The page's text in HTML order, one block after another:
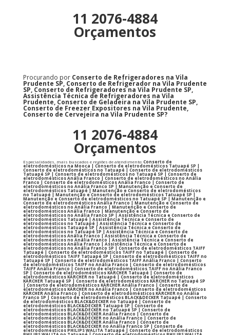
11 2076-4884
Orçamentos
Procurando por Conserto de Refrigeradores na Vila
Prudente SP, Conserto de Refrigerador na Vila Prudente
SP, Conserto de Refrigeradores na Vila Prudente SP,
Assistência Técnica de Refrigeradores na Vila
Prudente, Conserto de Geladeira na Vila Prudente SP,
Conserto de Freezer Expositores na Vila Prudente,
Conserto de Cervejeira na Vila Prudente SP?
11 2076-4884
Orçamentos
Especialidades, mais buscados e regiões de atendimento:Conserto de
eletrodomésticos na Mooca | Conserto de eletrodomésticos Tatuapé SP |
Conserto de eletrodomésticos no Tatuapé | Conserto de eletrodomésticos
Tatuapé SP | Conserto de eletrodomésticos no Tatuapé SP | Conserto de
eletrodomésticos Anália Franco | Conserto de eletrodomésticos no Anália
Franco | Conserto de eletrodomésticos Anália Franco | Conserto de
eletrodomésticos no Anália Franco SP | Manutenção e Conserto de
eletrodomésticos Tatuapé | Manutenção e Conserto de eletrodomésticos
no Tatuapé | Manutenção e Conserto de eletrodomésticos Tatuapé SP |
Manutenção e Conserto de eletrodomésticos no Tatuapé SP | Manutenção e
Conserto de eletrodomésticos Anália Franco | Manutenção e Conserto de
eletrodomésticos no Anália Franco | Manutenção e Conserto de
eletrodomésticos Anália Franco | Manutenção e Conserto de
eletrodomésticos no Anália Franco SP | Assistência Técnica e Conserto de
eletrodomésticos Tatuapé | Assistência Técnica e Conserto de
eletrodomésticos no Tatuapé | Assistência Técnica e Conserto de
eletrodomésticos Tatuapé SP | Assistência Técnica e Conserto de
eletrodomésticos no Tatuapé SP | Assistência Técnica e Conserto de
eletrodomésticos Anália Franco | Assistência Técnica e Conserto de
eletrodomésticos no Anália Franco | Assistência Técnica e Conserto de
eletrodomésticos Anália Franco | Assistência Técnica e Conserto de
eletrodomésticos no Anália Franco SP | Conserto de eletrodomésticos TAIFF
Tatuapé | Conserto de eletrodomésticos TAIFF no Tatuapé | Conserto de
eletrodomésticos TAIFF Tatuapé SP | Conserto de eletrodomésticos TAIFF no
Tatuapé SP | Conserto de eletrodomésticos TAIFF Anália Franco | Conserto
de eletrodomésticos TAIFF no Anália Franco | Conserto de eletrodomésticos
TAIFF Anália Franco | Conserto de eletrodomésticos TAIFF no Anália Franco
SP | Conserto de eletrodomésticos KÄRCHER Tatuapé | Conserto de
eletrodomésticos KÄRCHER no Tatuapé | Conserto de eletrodomésticos
KÄRCHER Tatuapé SP | Conserto de eletrodomésticos KÄRCHER no Tatuapé SP
| Conserto de eletrodomésticos KÄRCHER Anália Franco | Conserto de
eletrodomésticos KÄRCHER no Anália Franco | Conserto de eletrodomésticos
KÄRCHER Anália Franco | Conserto de eletrodomésticos KÄRCHER no Anália
Franco SP | Conserto de eletrodomésticos BLACK&DECKER Tatuapé | Conserto
de eletrodomésticos BLACK&DECKER no Tatuapé | Conserto de
eletrodomésticos BLACK&DECKER Tatuapé SP | Conserto de
eletrodomésticos BLACK&DECKER no Tatuapé SP | Conserto de
eletrodomésticos BLACK&DECKER Anália Franco | Conserto de
eletrodomésticos BLACK&DECKER no Anália Franco | Conserto de
eletrodomésticos BLACK&DECKER Anália Franco | Conserto de
eletrodomésticos BLACK&DECKER no Anália Franco SP | Conserto de
eletrodomésticos PHILIPS WALITA Tatuapé | Conserto de eletrodomésticos